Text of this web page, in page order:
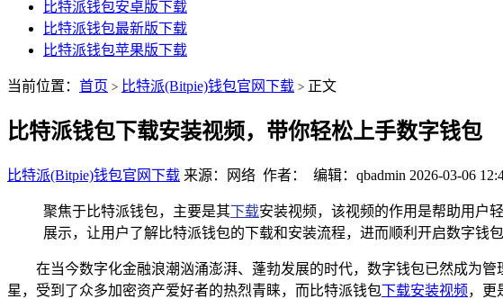
比特派钱包安卓版下载
比特派钱包最新版下载
比特派钱包苹果版下载
当前位置： 首页 > 比特派(Bitpie)钱包官网下载 > 正文
比特派钱包下载安装视频，带你轻松上手数字钱包
比特派(Bitpie)钱包官网下载 来源：网络 作者： 编辑：qbadmin 2026-03-06
聚焦于比特派钱包，主要是其下载安装视频，该视频的作用是帮助用户
展示，让用户了解比特派钱包的下载和安装流程，进而顺利开启数字钱
在当今数字化金融浪潮汹涌澎湃、蓬勃发展的时代，数字钱包已然成为
星，受到了众多加密资产爱好者的热烈青睐，而比特派钱包下载安装视频，更